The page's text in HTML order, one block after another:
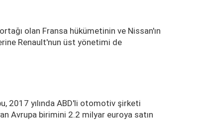
olan Fransa hükümetinin ve Nissan'ın
Renault'nun üst yönetimi de
2017 yılında ABD'li otomotiv şirketi
Avrupa birimini 2.2 milyar euroya satın